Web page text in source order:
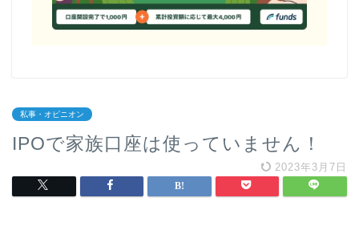
私事・オピニオン
IPOで家族口座は使っていません！
2023年3月7日